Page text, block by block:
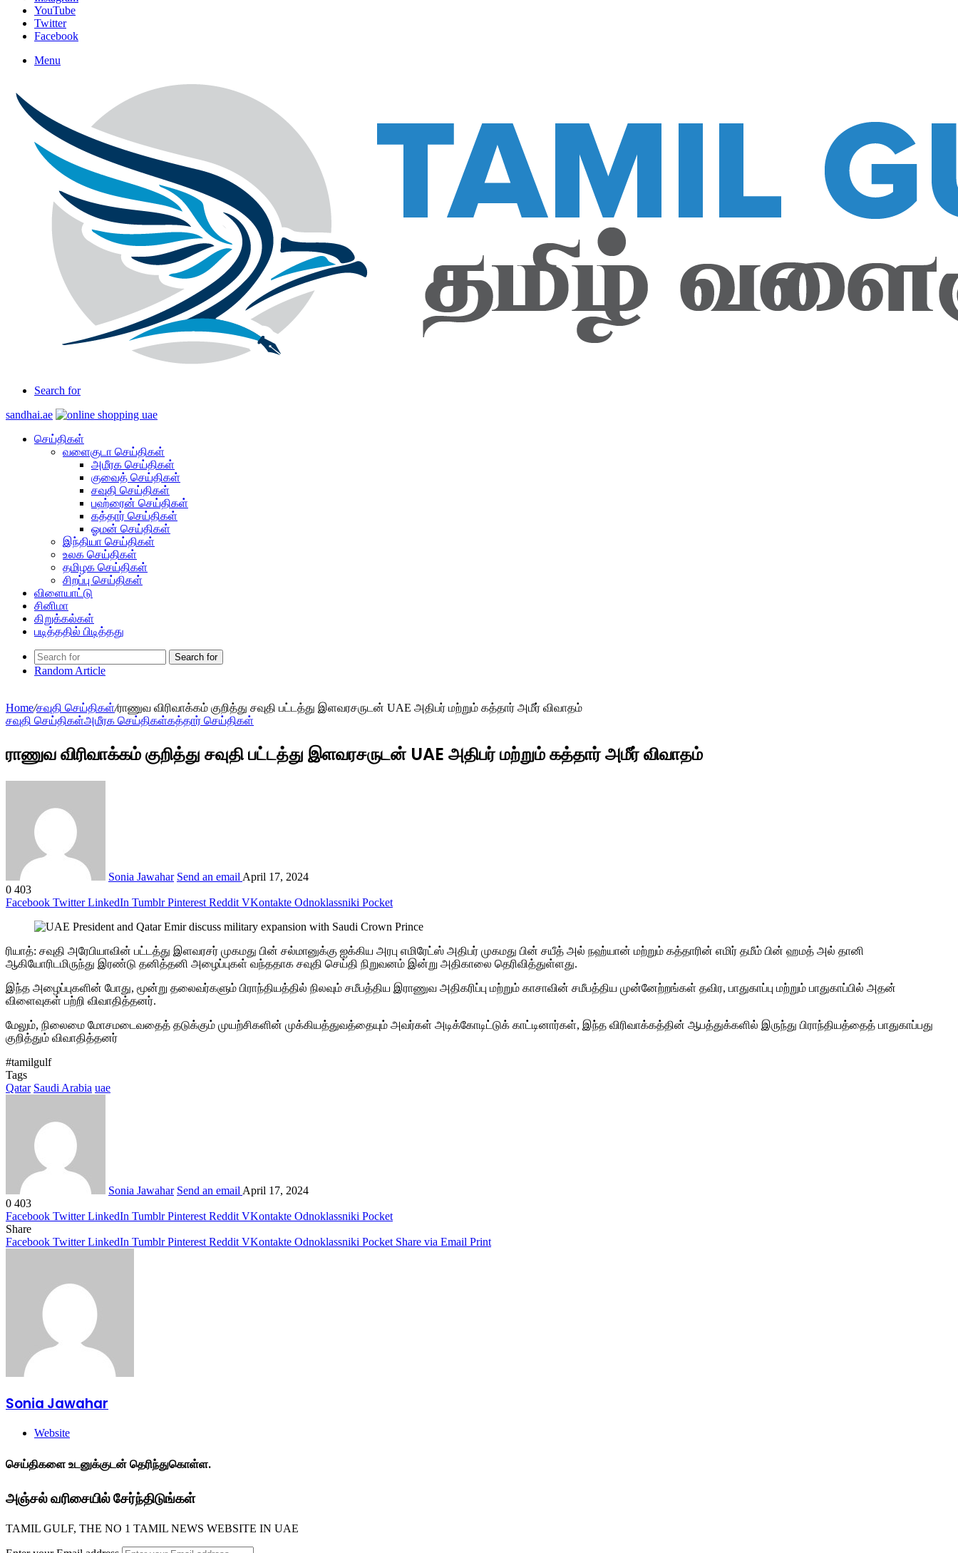
YouTube
Twitter
Facebook
Menu
Search for
sandhai.ae
செய்திகள்
வளைகுடா செய்திகள்
அமீரக செய்திகள்
குவைத் செய்திகள்
சவுதி செய்திகள்
பஹ்ரைன் செய்திகள்
கத்தார் செய்திகள்
ஓமன் செய்திகள்
இந்தியா செய்திகள்
உலக செய்திகள்
தமிழக செய்திகள்
சிறப்பு செய்திகள்
விளையாட்டு
சினிமா
கிறுக்கல்கள்
படித்ததில் பிடித்தது
Search for
Random Article
Home/சவுதி செய்திகள்/ராணுவ விரிவாக்கம் குறித்து சவுதி பட்டத்து இளவரசருடன் UAE அதிபர் மற்றும் கத்தார் அமீர் விவாதம்
சவுதி செய்திகள்அமீரக செய்திகள்கத்தார் செய்திகள்
ராணுவ விரிவாக்கம் குறித்து சவுதி பட்டத்து இளவரசருடன் UAE அதிபர் மற்றும் கத்தார் அமீர் விவாதம்
Sonia Jawahar Send an email April 17, 2024
0 403
Facebook Twitter LinkedIn Tumblr Pinterest Reddit VKontakte Odnoklassniki Pocket
ரியாத்: சவுதி அரேபியாவின் பட்டத்து இளவரசர் முகமது பின் சல்மானுக்கு ஐக்கிய அரபு எமிரேட்ஸ் அதிபர் முகமது பின் சயீத் அல் நஹ்யான் மற்றும் கத்தாரின் எமிர் தமீம் பின் ஹமத் அல் தானி
ஆகியோரிடமிருந்து இரண்டு தனித்தனி அழைப்புகள் வந்ததாக சவுதி செய்தி நிறுவனம் இன்று அதிகாலை தெரிவித்துள்ளது.
இந்த அழைப்புகளின் போது, மூன்று தலைவர்களும் பிராந்தியத்தில் நிலவும் சமீபத்திய இராணுவ அதிகரிப்பு மற்றும் காசாவின் சமீபத்திய முன்னேற்றங்கள் தவிர, பாதுகாப்பு மற்றும் பாதுகாப்பில் அதன்
விளைவுகள் பற்றி விவாதித்தனர்.
மேலும், நிலைமை மோசமடைவதைத் தடுக்கும் முயற்சிகளின் முக்கியத்துவத்தையும் அவர்கள் அடிக்கோடிட்டுக் காட்டினார்கள், இந்த விரிவாக்கத்தின் ஆபத்துக்களில் இருந்து பிராந்தியத்தைத் பாதுகாப்பது
குறித்தும் விவாதித்தனர்
#tamilgulf
Tags
Qatar Saudi Arabia uae
Sonia Jawahar Send an email April 17, 2024
0 403
Facebook Twitter LinkedIn Tumblr Pinterest Reddit VKontakte Odnoklassniki Pocket
Share
Facebook Twitter LinkedIn Tumblr Pinterest Reddit VKontakte Odnoklassniki Pocket Share via Email Print
Sonia Jawahar
Website
செய்திகளை உடனுக்குடன் தெரிந்துகொள்ள.
அஞ்சல் வரிசையில் சேர்ந்திடுங்கள்
TAMIL GULF, THE NO 1 TAMIL NEWS WEBSITE IN UAE